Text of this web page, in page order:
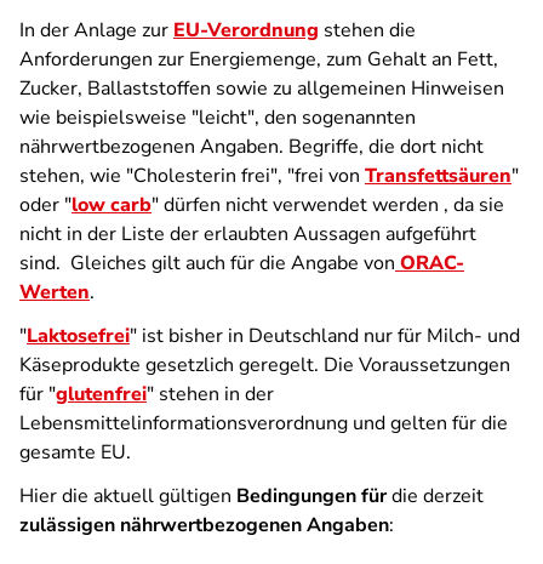
In der Anlage zur EU-Verordnung stehen die
Anforderungen zur Energiemenge, zum Gehalt an Fett,
Zucker, Ballaststoffen sowie zu allgemeinen Hinweisen
wie beispielsweise "leicht", den sogenannten
nährwertbezogenen Angaben. Begriffe, die dort nicht
stehen, wie "Cholesterin frei", "frei von Transfettsäuren"
oder "low carb" dürfen nicht verwendet werden , da sie
nicht in der Liste der erlaubten Aussagen aufgeführt
sind. Gleiches gilt auch für die Angabe von ORAC-
Werten.
"Laktosefrei" ist bisher in Deutschland nur für Milch- und
Käseprodukte gesetzlich geregelt. Die Voraussetzungen
für "glutenfrei" stehen in der
Lebensmittelinformationsverordnung und gelten für die
gesamte EU.
Hier die aktuell gültigen Bedingungen fürdie derzeit
zulässigen nährwertbezogenen Angaben: